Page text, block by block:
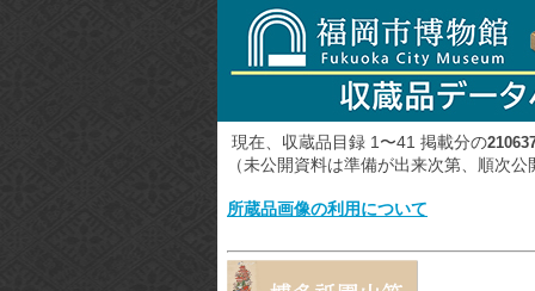
現在、収蔵品目録 1〜41 掲載分の
（未公開資料は準備が出来次第、順次
所蔵品画像の利用について